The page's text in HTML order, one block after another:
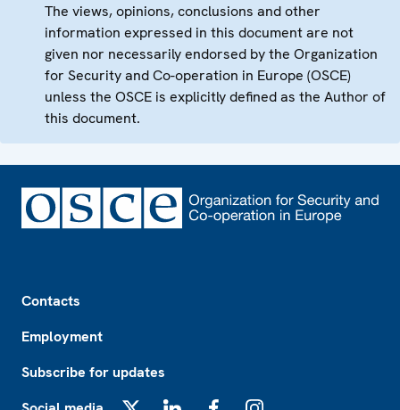
The views, opinions, conclusions and other
information expressed in this document are not
given nor necessarily endorsed by the Organization
for Security and Co-operation in Europe (OSCE)
unless the OSCE is explicitly defined as the Author of
this document.
Contacts
Employment
Subscribe for updates